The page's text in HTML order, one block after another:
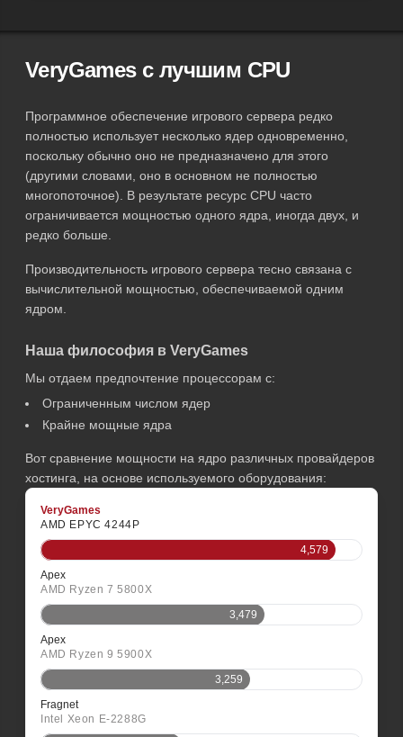
VeryGames с лучшим CPU
Программное обеспечение игрового сервера редко
полностью использует несколько ядер одновременно,
поскольку обычно оно не предназначено для этого
(другими словами, оно в основном не полностью
многопоточное). В результате ресурс CPU часто
ограничивается мощностью одного ядра, иногда двух, и
редко больше.
Производительность игрового сервера тесно связана с
вычислительной мощностью, обеспечиваемой одним
ядром.
Наша философия в VeryGames
Мы отдаем предпочтение процессорам с:
Ограниченным числом ядер
Крайне мощные ядра
Вот сравнение мощности на ядро различных провайдеров
хостинга, на основе используемого оборудования:
VeryGames
AMD EPYC 4244P
4,579
Apex
AMD Ryzen 7 5800X
3,479
Apex
AMD Ryzen 9 5900X
3,259
Fragnet
Intel Xeon E-2288G